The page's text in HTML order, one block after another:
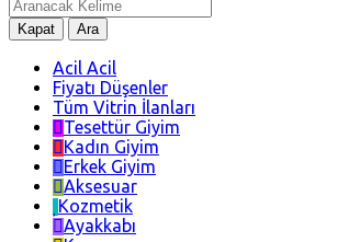
Kapat Ara
Acil Acil
Fiyatı Düşenler
Tüm Vitrin İlanları
Tesettür Giyim
Kadın Giyim
Erkek Giyim
Aksesuar
Kozmetik
Ayakkabı